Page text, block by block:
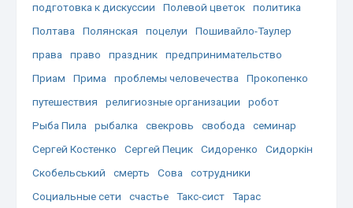
подготовка к дискуссии
Полевой цветок
политика
Полтава
Полянская поцелуи
Пошивайло-Таулер
права
право праздник
предпринимательство
Приам
Прима проблемы человечества
Прокопенко
путешествия
религиозные организации
робот
Рыба Пила
рыбалка свекровь свобода
семинар
Сергей Костенко
Сергей Пецик Сидоренко
Сидоркін
Скобельський
смерть Сова
сотрудники
Социальные сети
счастье Такс-сист
Тарас